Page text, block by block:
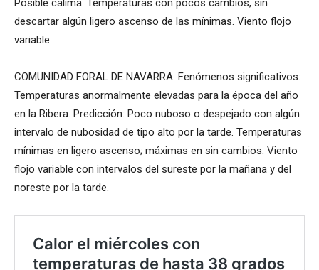
Posible calima. Temperaturas con pocos cambios, sin
descartar algún ligero ascenso de las mínimas. Viento flojo
variable.
COMUNIDAD FORAL DE NAVARRA. Fenómenos significativos:
Temperaturas anormalmente elevadas para la época del año
en la Ribera. Predicción: Poco nuboso o despejado con algún
intervalo de nubosidad de tipo alto por la tarde. Temperaturas
mínimas en ligero ascenso; máximas en sin cambios. Viento
flojo variable con intervalos del sureste por la mañana y del
noreste por la tarde.